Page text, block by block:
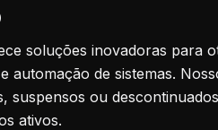
soluções inovadoras para
automação de sistemas.
suspensos ou
ativos.